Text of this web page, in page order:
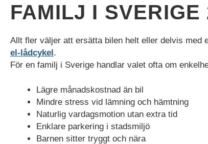
FAMILJ I SVERIGE
Allt fler väljer att ersätta bilen helt eller delvis med
el-lådcykel.
För en familj i Sverige handlar valet ofta om
Lägre månadskostnad än bil
Mindre stress vid lämning och hämtning
Naturlig vardagsmotion utan extra tid
Enklare parkering i stadsmiljö
Barnen sitter tryggt och nära
webbplatsens
grundläggande
webbplatsen
fungerar inte
på det
avsedda sättet
Dessa
cookies lagrar
inga personligt
identifierbara
uppgifter.